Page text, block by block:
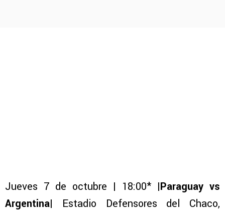
Jueves 7 de octubre | 18:00* |Paraguay vs
Argentina| Estadio Defensores del Chaco,